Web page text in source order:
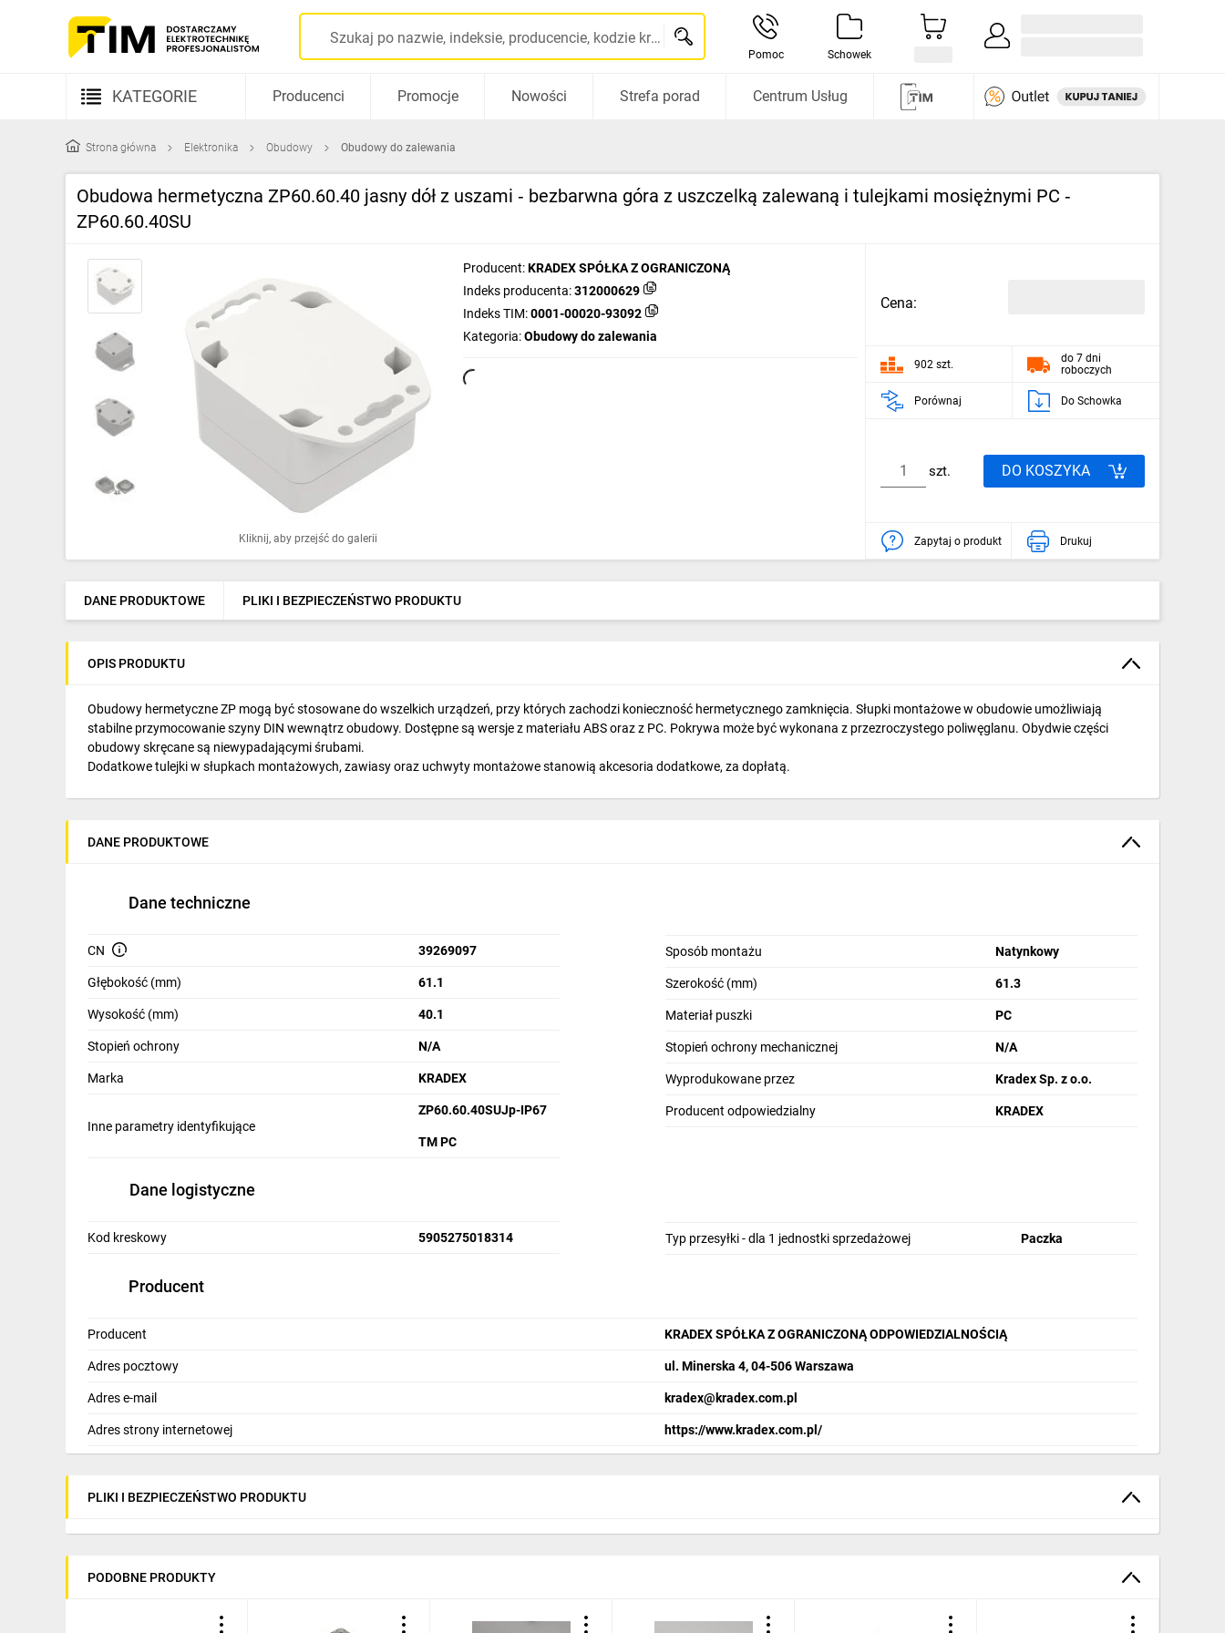
Szukaj po nazwie, indeksie, producencie, kodzie kreskowym...
Pomoc Schowek
KATEGORIE
Kable i przewody
Fotowoltaika
Źródła światła
Ochrona odgromowa
Pneumatyka
Dom i ogród
Elektronika
Smart home
Elektromobilność
Energetyka wiatrowa
Telewizja naziemna i satelitarna
Producenci Promocje Nowości Strefa porad Centrum Usług
Strona główna Elektronika Obudowy Obudowy do zalewania
Obudowa hermetyczna ZP60.60.40 jasny dół z uszami ‑ bezbarwna góra z uszczelką zalewaną i tulejkami mosiężnymi PC ‑
ZP60.60.40SU
Kliknij, aby przejść do galerii
Producent:KRADEX SPÓŁKA Z OGRANICZONĄ
Indeks producenta:312000629
Indeks TIM:0001-00020-93092
Kategoria:Obudowy do zalewania
Cena:
902 szt.
do 7 dni
roboczych
Porównaj Do Schowka
szt. DO KOSZYKA
Zapytaj o produkt Drukuj
DANE PRODUKTOWE PLIKI I BEZPIECZEŃSTWO PRODUKTU
OPIS PRODUKTU
Obudowy hermetyczne ZP mogą być stosowane do wszelkich urządzeń, przy których zachodzi konieczność hermetycznego zamknięcia. Słupki montażowe w obudowie umożliwiają
stabilne przymocowanie szyny DIN wewnątrz obudowy. Dostępne są wersje z materiału ABS oraz z PC. Pokrywa może być wykonana z przezroczystego poliwęglanu. Obydwie części
obudowy skręcane są niewypadającymi śrubami.
Dodatkowe tulejki w słupkach montażowych, zawiasy oraz uchwyty montażowe stanowią akcesoria dodatkowe, za dopłatą.
DANE PRODUKTOWE
Dane techniczne
CN 39269097
Głębokość (mm) 61.1
Wysokość (mm) 40.1
Stopień ochrony N/A
Marka KRADEX
Inne parametry identyfikujące
ZP60.60.40SUJp-IP67
TM PC
Sposób montażu Natynkowy
Szerokość (mm) 61.3
Materiał puszki PC
Stopień ochrony mechanicznej N/A
Wyprodukowane przez Kradex Sp. z o.o.
Producent odpowiedzialny KRADEX
Dane logistyczne
Kod kreskowy 5905275018314 Typ przesyłki - dla 1 jednostki sprzedażowej Paczka
Producent
Producent KRADEX SPÓŁKA Z OGRANICZONĄ ODPOWIEDZIALNOŚCIĄ
Adres pocztowy ul. Minerska 4, 04-506 Warszawa
Adres e-mail kradex@kradex.com.pl
Adres strony internetowej https://www.kradex.com.pl/
PLIKI I BEZPIECZEŃSTWO PRODUKTU
PODOBNE PRODUKTY